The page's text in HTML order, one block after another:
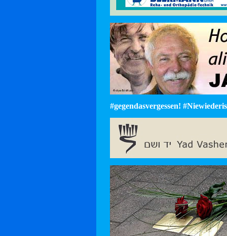
#gegendasvergessen!